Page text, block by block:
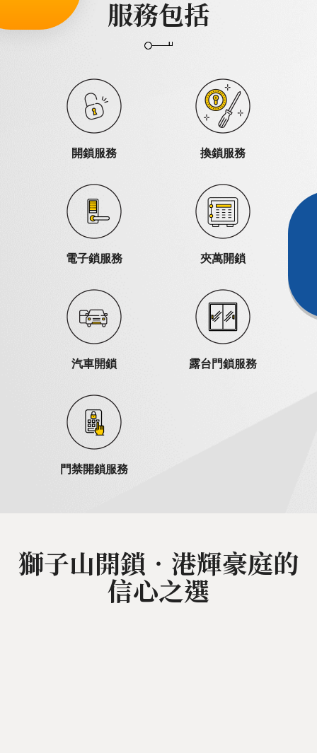
服務包括
開鎖服務 換鎖服務
電子鎖服務 夾萬開鎖
汽車開鎖 露台門鎖服務
門禁開鎖服務
獅子山開鎖‧港輝豪庭的
信心之選